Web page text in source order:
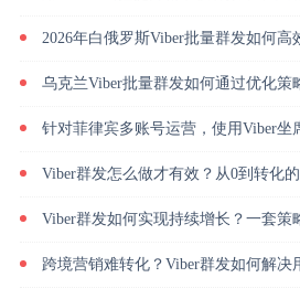
2026年白俄罗斯Viber批量群发如何高
乌克兰Viber批量群发如何通过优化策
针对菲律宾多账号运营，使用Viber坐席
Viber群发怎么做才有效？从0到转化
Viber群发如何实现持续增长？一套策
跨境营销难转化？Viber群发如何解决